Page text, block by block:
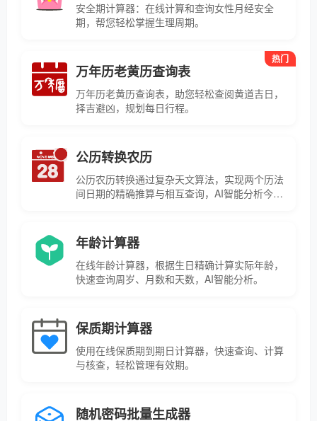
安全期计算器：在线计算和查询女性月经安全
期，帮您轻松掌握生理周期。
万年历老黄历查询表
万年历老黄历查询表，助您轻松查阅黄道吉日，
择吉避凶，规划每日行程。
热门
公历转换农历
公历农历转换通过复杂天文算法，实现两个历法
间日期的精确推算与相互查询，AI智能分析今日
年龄计算器
在线年龄计算器，根据生日精确计算实际年龄，
快速查询周岁、月数和天数，AI智能分析。
保质期计算器
使用在线保质期到期日计算器，快速查询、计算
与核查，轻松管理有效期。
随机密码批量生成器